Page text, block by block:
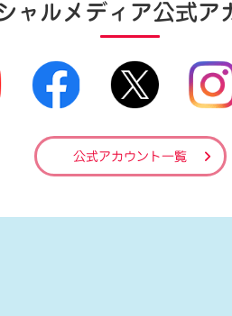
ャルメディア公式ア
公式アカウント一覧